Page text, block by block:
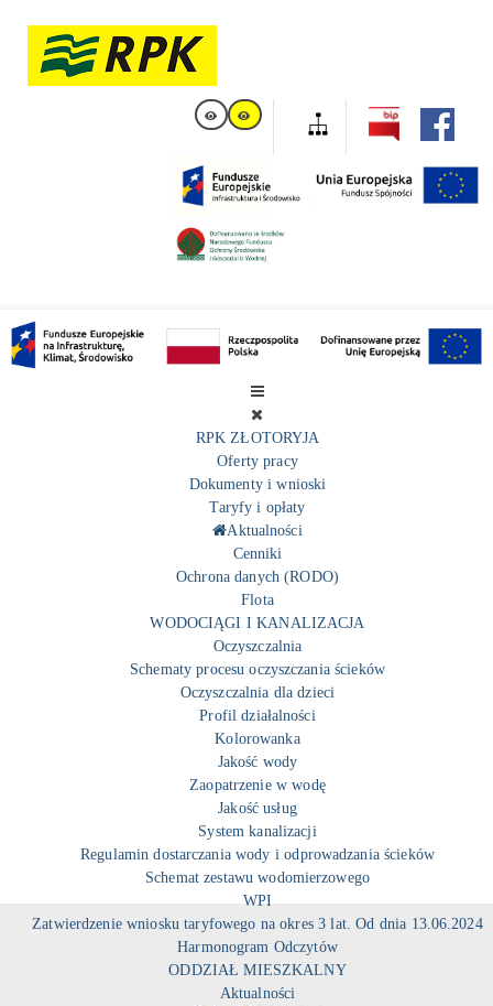
RPK ZŁOTORYJA
Oferty pracy
Dokumenty i wnioski
Taryfy i opłaty
Aktualności
Cenniki
Ochrona danych (RODO)
Flota
WODOCIĄGI I KANALIZACJA
Oczyszczalnia
Schematy procesu oczyszczania ścieków
Oczyszczalnia dla dzieci
Profil działalności
Kolorowanka
Jakość wody
Zaopatrzenie w wodę
Jakość usług
System kanalizacji
Regulamin dostarczania wody i odprowadzania ścieków
Schemat zestawu wodomierzowego
WPI
Zatwierdzenie wniosku taryfowego na okres 3 lat. Od dnia 13.06.2024
Harmonogram Odczytów
ODDZIAŁ MIESZKALNY
Aktualności